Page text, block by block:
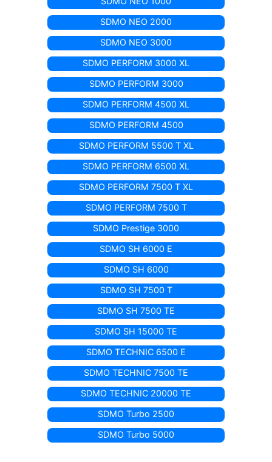
SDMO NEO 2000
SDMO NEO 3000
SDMO PERFORM 3000 XL
SDMO PERFORM 3000
SDMO PERFORM 4500 XL
SDMO PERFORM 4500
SDMO PERFORM 5500 T XL
SDMO PERFORM 6500 XL
SDMO PERFORM 7500 T XL
SDMO PERFORM 7500 T
SDMO Prestige 3000
SDMO SH 6000 E
SDMO SH 6000
SDMO SH 7500 T
SDMO SH 7500 TE
SDMO SH 15000 TE
SDMO TECHNIC 6500 E
SDMO TECHNIC 7500 TE
SDMO TECHNIC 20000 TE
SDMO Turbo 2500
SDMO Turbo 5000